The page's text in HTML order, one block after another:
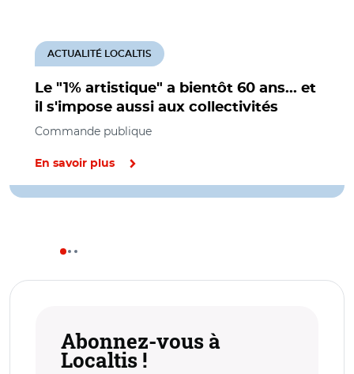
Le "1% artistique" a bientôt 60 ans... et
il s'impose aussi aux collectivités
ACTUALITÉ LOCALTIS
Commande publique
En savoir plus
Abonnez-vous à
Localtis !